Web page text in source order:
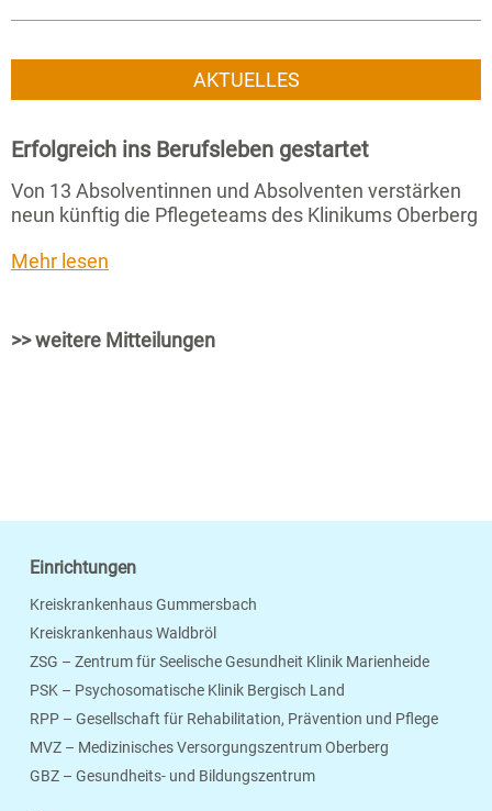
AKTUELLES
Erfolgreich ins Berufsleben gestartet
Von 13 Absolventinnen und Absolventen verstärken
neun künftig die Pflegeteams des Klinikums Oberberg
Mehr lesen
>> weitere Mitteilungen
Einrichtungen
Kreiskrankenhaus Gummersbach
Kreiskrankenhaus Waldbröl
ZSG – Zentrum für Seelische Gesundheit Klinik Marienheide
PSK – Psychosomatische Klinik Bergisch Land
RPP – Gesellschaft für Rehabilitation, Prävention und Pflege
MVZ – Medizinisches Versorgungszentrum Oberberg
GBZ – Gesundheits- und Bildungszentrum